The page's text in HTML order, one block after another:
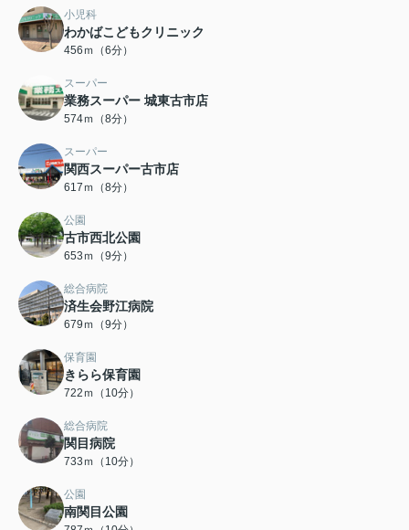
小児科
わかばこどもクリニック
456ｍ（6分）
スーパー
業務スーパー 城東古市店
574ｍ（8分）
スーパー
関西スーパー古市店
617ｍ（8分）
公園
古市西北公園
653ｍ（9分）
総合病院
済生会野江病院
679ｍ（9分）
保育園
きらら保育園
722ｍ（10分）
総合病院
関目病院
733ｍ（10分）
公園
南関目公園